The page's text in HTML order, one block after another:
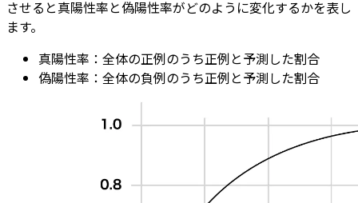
させると真陽性率と偽陽性率がどのように変化するかを表し
ます。
真陽性率：全体の正例のうち正例と予測した割合
偽陽性率：全体の負例のうち正例と予測した割合